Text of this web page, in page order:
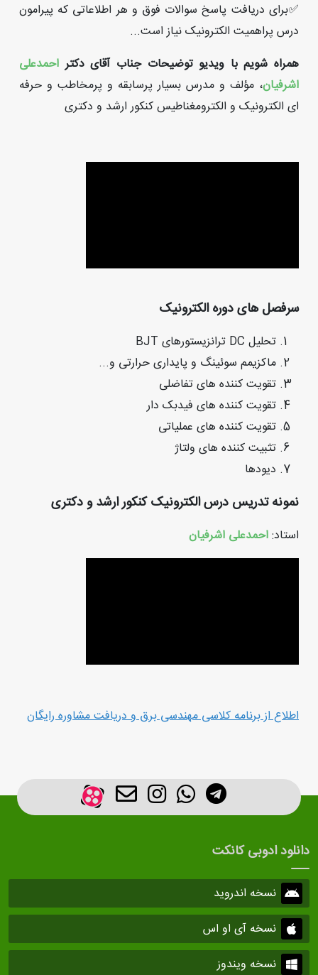
✅برای دریافت پاسخ سوالات فوق و هر اطلاعاتی که پیرامون
درس پراهمیت الکترونیک نیاز است...
همراه شویم با ویدیو توضیحات جناب آقای دکتر احمدعلی
اشرفیان، مؤلف و مدرس بسیار پرسابقه و پرمخاطب و حرفه
ای الکترونیک و الکترومغناطیس کنکور ارشد و دکتری
سرفصل های دوره الکترونیک
تحلیل DC ترانزیستورهای BJT
ماکزیمم سوئینگ و پایداری حرارتی و...
تقویت کننده های تفاضلی
تقویت کننده های فیدبک دار
تقویت کننده های عملیاتی
تثبیت کننده های ولتاژ
دیودها
نمونه تدریس درس الکترونیک کنکور ارشد و دکتری
استاد:احمدعلی اشرفیان
اطلاع از برنامه کلاسی مهندسی برق و دریافت مشاوره رایگان
دانلود ادوبی کانکت
نسخه اندروید
نسخه آی او اس
نسخه ویندوز